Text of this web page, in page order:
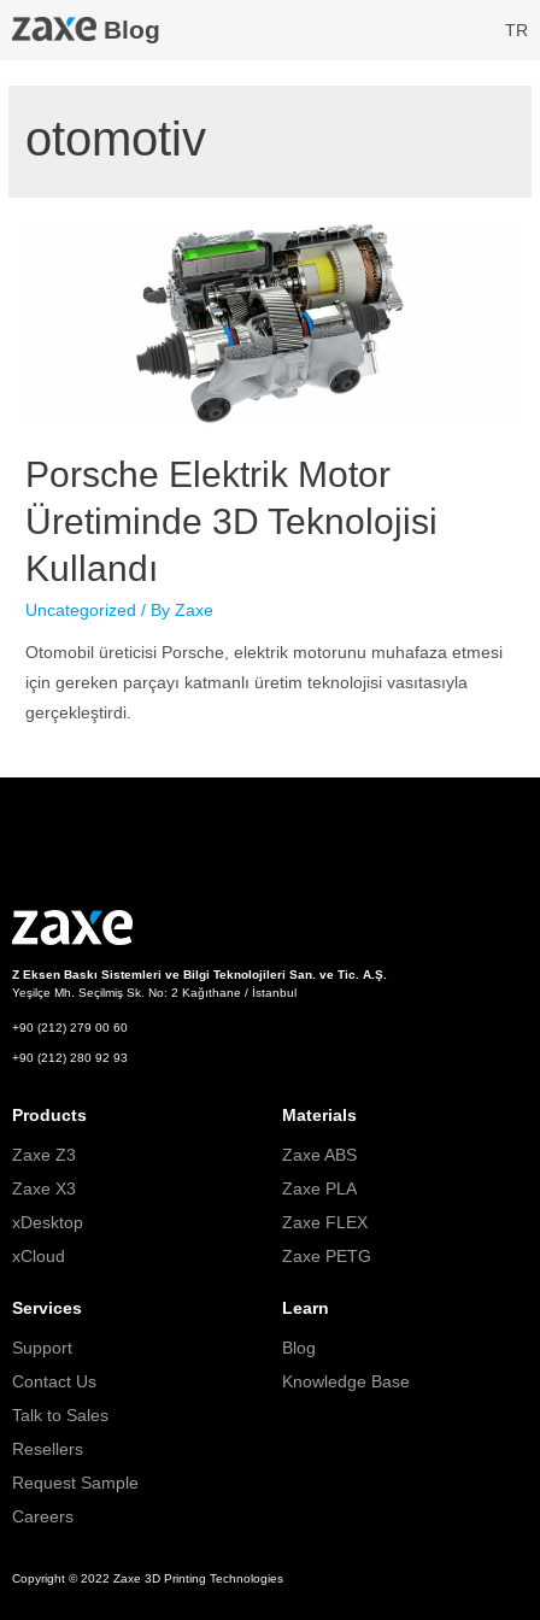
Blog TR
otomotiv
Porsche Elektrik Motor
Üretiminde 3D Teknolojisi
Kullandı
Uncategorized / ByZaxe
Otomobil üreticisi Porsche, elektrik motorunu muhafaza etmesi
için gereken parçayı katmanlı üretim teknolojisi vasıtasıyla
gerçekleştirdi.
Z Eksen Baskı Sistemleri ve Bilgi Teknolojileri San. ve Tic. A.Ş.
Yeşilçe Mh. Seçilmiş Sk. No: 2 Kağıthane / İstanbul
+90 (212) 279 00 60
+90 (212) 280 92 93
Products
Zaxe Z3
Zaxe X3
xDesktop
xCloud
Materials
Zaxe ABS
Zaxe PLA
Zaxe FLEX
Zaxe PETG
Services
Support
Contact Us
Talk to Sales
Resellers
Request Sample
Careers
Learn
Blog
Knowledge Base
Copyright © 2022 Zaxe 3D Printing Technologies